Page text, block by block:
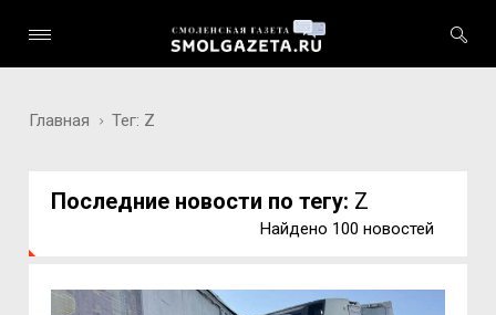
Главная Тег: Z
Последние новости по тегу: Z
Найдено 100 новостей